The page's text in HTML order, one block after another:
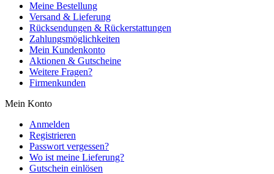
Meine Bestellung
Versand & Lieferung
Rücksendungen & Rückerstattungen
Zahlungsmöglichkeiten
Mein Kundenkonto
Aktionen & Gutscheine
Weitere Fragen?
Firmenkunden
Mein Konto
Anmelden
Registrieren
Passwort vergessen?
Wo ist meine Lieferung?
Gutschein einlösen